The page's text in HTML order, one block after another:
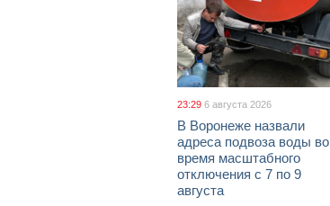
23:29 6 августа 2026
В Воронеже назвали
адреса подвоза воды во
время масштабного
отключения с 7 по 9
августа